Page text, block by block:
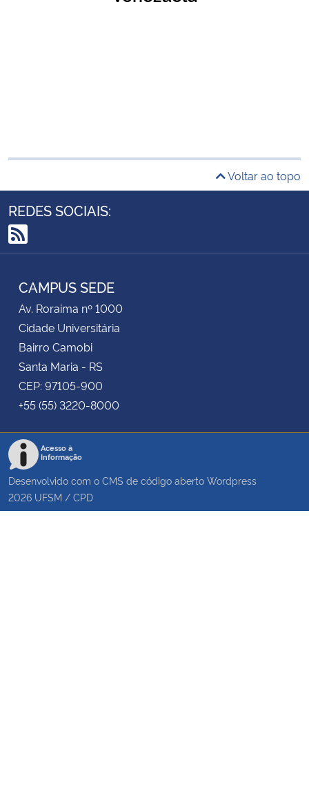
Voltar ao topo
REDES SOCIAIS:
RSS
CAMPUS SEDE
Av. Roraima nº 1000
Cidade Universitária
Bairro Camobi
Santa Maria - RS
CEP: 97105-900
+55 (55) 3220-8000
Acesso à
Informação
Desenvolvido com o CMS de código aberto Wordpress
2026 UFSM / CPD